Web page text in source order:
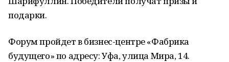
подарки.
Форум пройдет в бизнес-центре «Фабрика
будущего» по адресу: Уфа, улица Мира, 14.